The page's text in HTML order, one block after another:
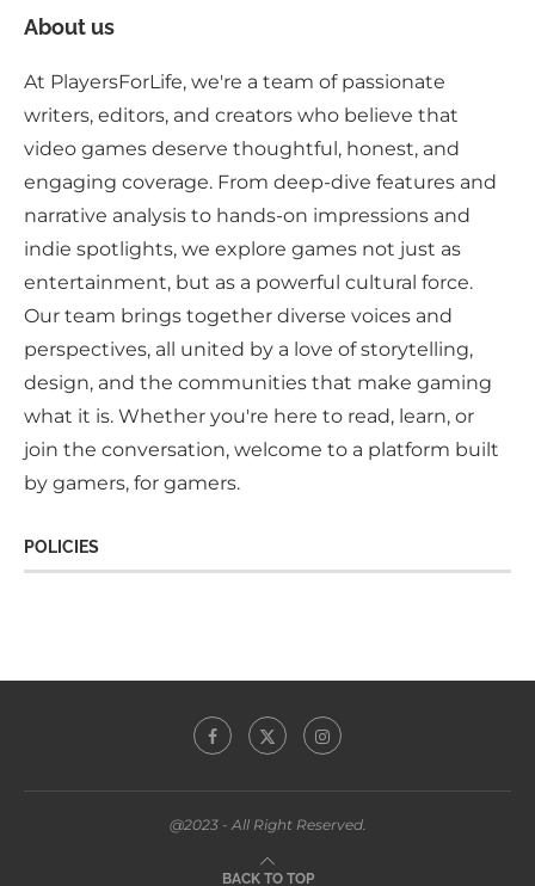
About us
At PlayersForLife, we're a team of passionate
writers, editors, and creators who believe that
video games deserve thoughtful, honest, and
engaging coverage. From deep-dive features and
narrative analysis to hands-on impressions and
indie spotlights, we explore games not just as
entertainment, but as a powerful cultural force.
Our team brings together diverse voices and
perspectives, all united by a love of storytelling,
design, and the communities that make gaming
what it is. Whether you're here to read, learn, or
join the conversation, welcome to a platform built
by gamers, for gamers.
POLICIES
@2023 - All Right Reserved.
BACK TO TOP